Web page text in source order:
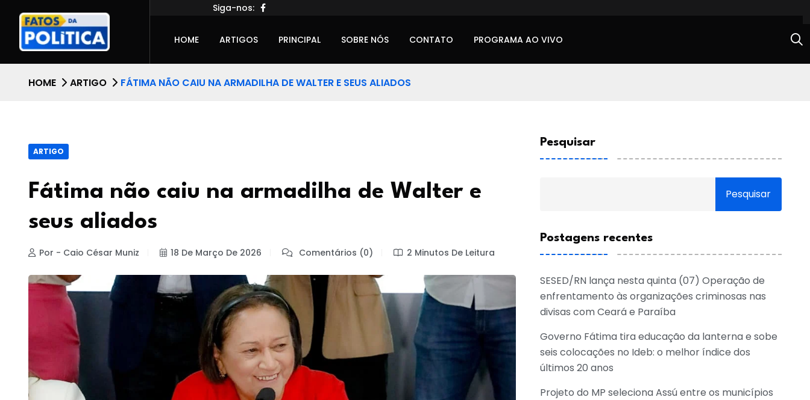
Siga-nos:
HOME ARTIGOS PRINCIPAL SOBRE NÓS CONTATO PROGRAMA AO VIVO
HOME ARTIGO FÁTIMA NÃO CAIU NA ARMADILHA DE WALTER E SEUS ALIADOS
ARTIGO
Fátima não caiu na armadilha de Walter e
seus aliados
Por - Caio César Muniz 18 De Março De 2026 Comentários (0) 2 Minutos De Leitura
Pesquisar
Pesquisar
Postagens recentes
SESED/RN lança nesta quinta (07) Operação de
enfrentamento às organizações criminosas nas
divisas com Ceará e Paraíba
Governo Fátima tira educação da lanterna e sobe
seis colocações no Ideb: o melhor índice dos
últimos 20 anos
Projeto do MP seleciona Assú entre os municípios